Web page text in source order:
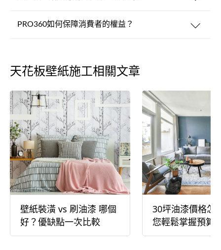
PRO360如何保障消費者的權益？
天花板壁紙施工相關文章
壁紙裝潢 vs 刷油漆 哪個
好？優缺點一次比較
30坪油漆價格怎
您輕鬆掌握預算